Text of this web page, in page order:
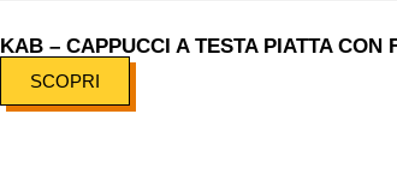
KAB – CAPPUCCI A TESTA PIATTA CON
SCOPRI